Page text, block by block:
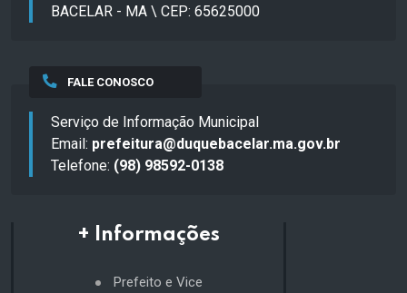
BACELAR - MA \ CEP: 65625000
FALE CONOSCO
Serviço de Informação Municipal
Email: prefeitura@duquebacelar.ma.gov.br
Telefone: (98) 98592-0138
+ Informações
Prefeito e Vice